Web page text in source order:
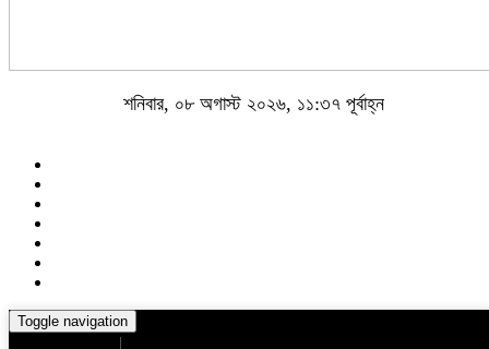
শনিবার, ০৮ অগাস্ট ২০২৬, ১১:৩৭ পূর্বাহ্ন
Toggle navigation